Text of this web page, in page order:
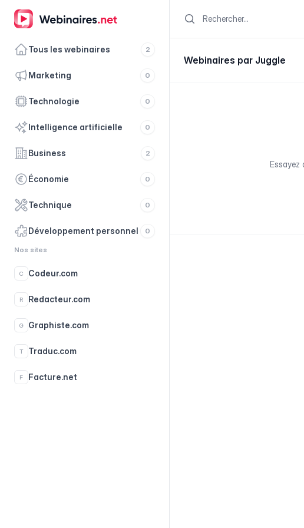
Tous les webinaires 2
marketing 0
technologie 0
intelligence artificielle 0
business 2
économie 0
technique 0
développement personnel 0
Nos sites
C Codeur.com
R Redacteur.com
G Graphiste.com
T Traduc.com
F Facture.net
Search
Webinaires par Juggle
Essayez